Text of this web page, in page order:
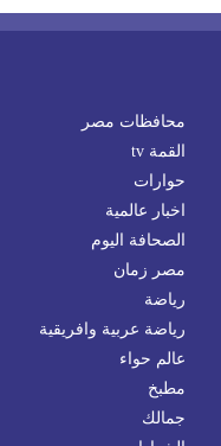
محافظات مصر
القمة tv
حوارات
اخبار عالمية
الصحافة اليوم
مصر زمان
رياضة
رياضة عربية وافريقية
عالم حواء
مطبخ
جمالك